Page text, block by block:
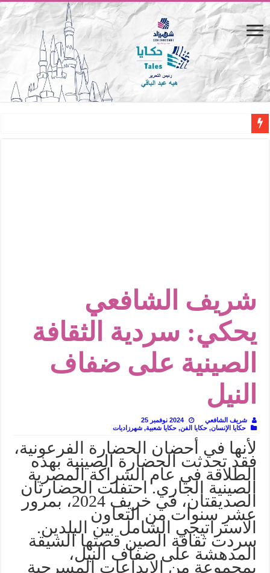
من سيرة «إيفان أجيلي» إلى نسيج الحكاية.. رحلة بسمة ناجي مع الكتابة والترجمة
من «أرشيف ريبليكا» إلى «ساحر أوز».. رحلة بسمة ناجي مع الترجمة (الجزء الأول)
من مطابخ الأسواق لـ«الدليفري».. كيف طهت المدن قديماً طعامها؟
“الرحالة العرب واكتشاف أوروبا”.. قراءة جديدة لبدايات “الاستغراب”
عوالم منصورة عز الدين.. حين يصبح الزمن بطل الرواية
الطعام في الحضارة الإسلامية.. تاريخ يُقرأ بالنكهات
شريف الشافعي
يحكي: سردية الثقافة
الصينية على ضفاف
النيل
شريف الشافعي
2024 نوفمبر 25
حكايا الإنسان,حكايا الفن,حكايا شعبية,شهرزاديات
لأنها في أحضان الحضارة الفرعونية،
فقد تحدثت الحضارة الصينية بهذه
الطلاقة في عام الشراكة المصرية
الصينية الجاري. احتفلت الحضارتان
الصديقتان، في خريف 2024، بمرور
عشر سنوات من التعاون
الاستراتيجي الشامل بين البلدين.
سردت ثقافة الصين قصتها الشيقة
المدهشة على ضفاف النيل،
بمجموعة من الإبداعات المسرحية